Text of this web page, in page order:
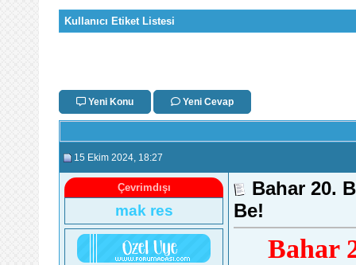
Kullanıcı Etiket Listesi
Yeni Konu Yeni Cevap
15 Ekim 2024 , 18:27
Çevrimdışı
mak res
Bahar 20.
Be!
Bahar